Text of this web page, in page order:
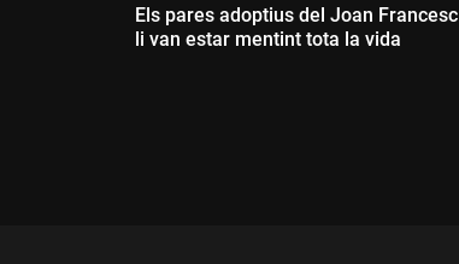
Els pares adoptius del Joan Francesc
li van estar mentint tota la vida